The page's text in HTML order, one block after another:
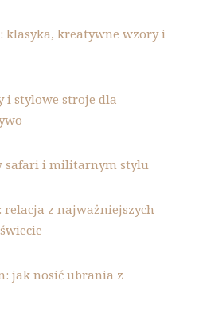
klasyka, kreatywne wzory i
i stylowe stroje dla
safari i militarnym stylu
z najważniejszych
jak nosić ubrania z